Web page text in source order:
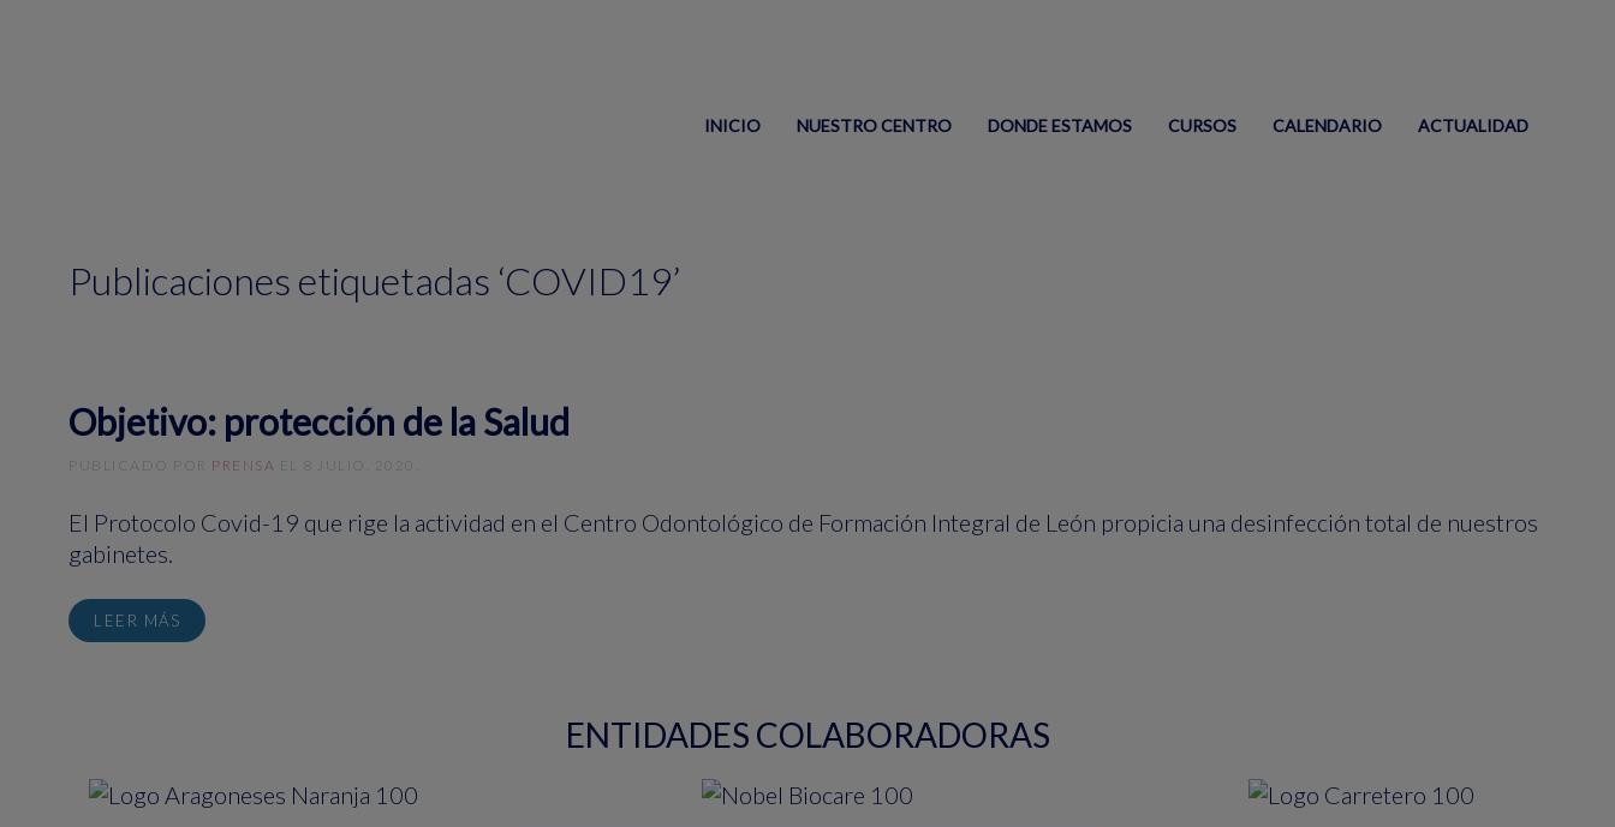
INICIO NUESTRO CENTRO DONDE ESTAMOS CURSOS CALENDARIO ACTUALIDAD
Publicaciones etiquetadas ‘COVID19’
Objetivo: protección de la Salud
PUBLICADO POR PRENSA EL 8 JULIO, 2020
El Protocolo Covid-19 que rige la actividad en el Centro Odontológico de Formación Integral de León propicia una desinfección total de nuestros
gabinetes.
LEER MÁS
ENTIDADES COLABORADORAS